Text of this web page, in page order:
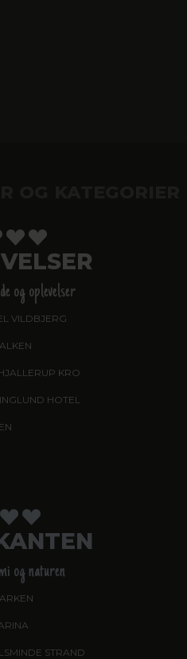
og oplevelser
VILDBJERG
KRO
HOTEL
og naturen
STRAND